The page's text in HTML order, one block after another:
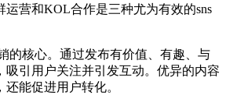
运营和KOL合作是三种尤为有效的sns
核心。通过发布有价值、有趣、与
吸引用户关注并引发互动。优异的内容
能促进用户转化。